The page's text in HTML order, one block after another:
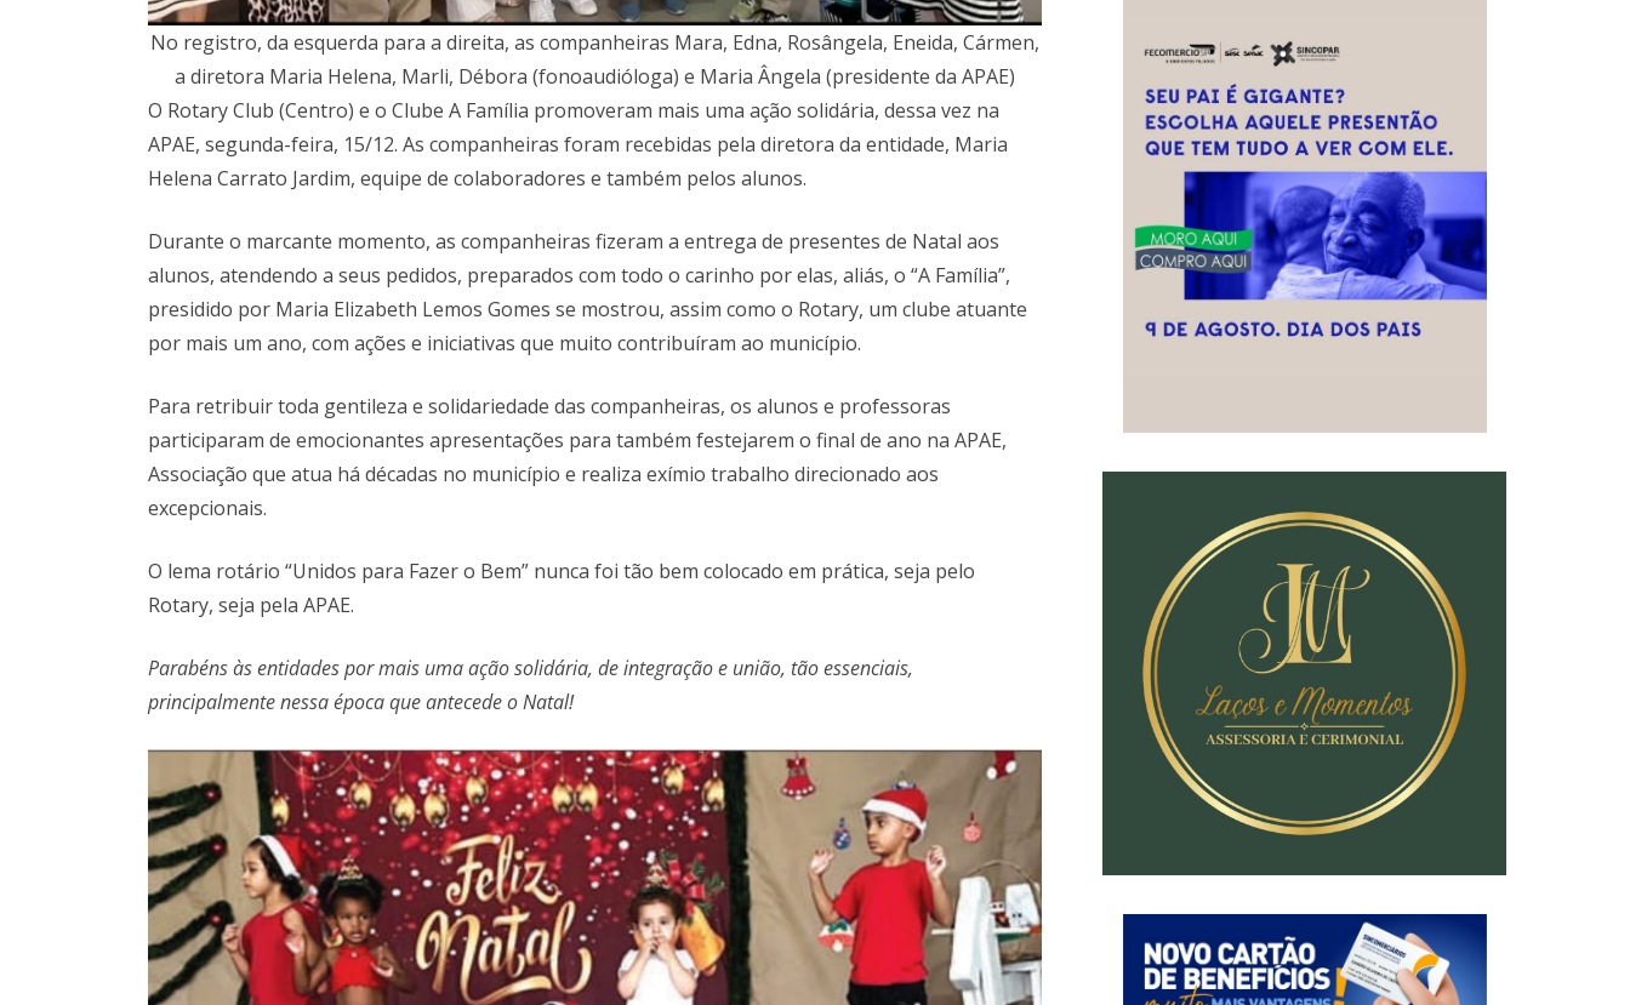
No registro, da esquerda para a direita, as companheiras Mara, Edna, Rosângela, Eneida, Cármen,
a diretora Maria Helena, Marli, Débora (fonoaudióloga) e Maria Ângela (presidente da APAE)
O Rotary Club (Centro) e o Clube A Família promoveram mais uma ação solidária, dessa vez na
APAE, segunda-feira, 15/12. As companheiras foram recebidas pela diretora da entidade, Maria
Helena Carrato Jardim, equipe de colaboradores e também pelos alunos.
Durante o marcante momento, as companheiras fizeram a entrega de presentes de Natal aos
alunos, atendendo a seus pedidos, preparados com todo o carinho por elas, aliás, o “A Família”,
presidido por Maria Elizabeth Lemos Gomes se mostrou, assim como o Rotary, um clube atuante
por mais um ano, com ações e iniciativas que muito contribuíram ao município.
Para retribuir toda gentileza e solidariedade das companheiras, os alunos e professoras
participaram de emocionantes apresentações para também festejarem o final de ano na APAE,
Associação que atua há décadas no município e realiza exímio trabalho direcionado aos
excepcionais.
O lema rotário “Unidos para Fazer o Bem” nunca foi tão bem colocado em prática, seja pelo
Rotary, seja pela APAE.
Parabéns às entidades por mais uma ação solidária, de integração e união, tão essenciais,
principalmente nessa época que antecede o Natal!